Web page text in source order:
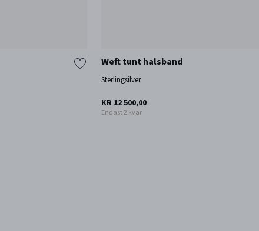
Weft tunt halsband
Sterlingsilver
KR 12 500,00
Endast 2 kvar